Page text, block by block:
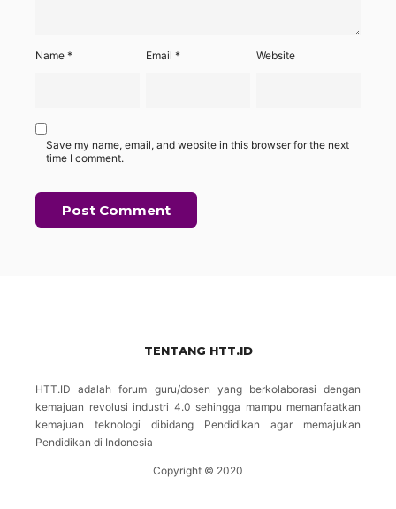
Name * Email* Website
Save my name, email, and website in this browser for the next
time I comment.
TENTANG HTT.ID
HTT.ID adalah forum guru/dosen yang berkolaborasi dengan
kemajuan revolusi industri 4.0 sehingga mampu memanfaatkan
kemajuan teknologi dibidang Pendidikan agar memajukan
Pendidikan di Indonesia
Copyright © 2020